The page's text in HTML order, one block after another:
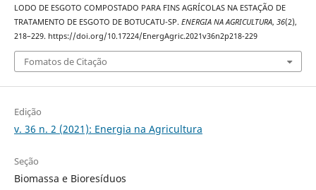
LODO DE ESGOTO COMPOSTADO PARA FINS AGRÍCOLAS NA ESTAÇÃO DE
TRATAMENTO DE ESGOTO DE BOTUCATU-SP. ENERGIA NA AGRICULTURA, 36(2),
218–229. https://doi.org/10.17224/EnergAgric.2021v36n2p218-229
Fomatos de Citação
Edição
v. 36 n. 2 (2021): Energia na Agricultura
Seção
Biomassa e Bioresíduos